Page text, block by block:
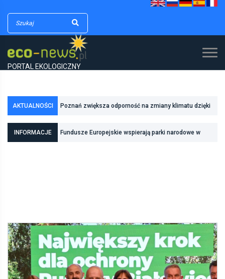
PORTAL EKOLOGICZNY
AKTUALNOŚCI Poznań zwiększa odporność na zmiany klimatu dzięki
INFORMACJE
Fundusze Europejskie wspierają parki narodowe w